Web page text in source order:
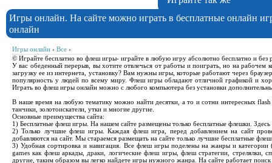
Игры онлайн. На сайте можно играть в бесплатные онлайн
онлайн
Игры онлайн › Все ›
© Играйте бесплатно во флеш игры- играйте в любую игру абсолютно бесплатно и без
У вас обеденный перерыв, вы хотите отвлечься от работы и поиграть, но на рабочем
загрузку ее из интернета, установку? Вам нужны игры, которые работают через
популярность у людей по всему миру. Флеш игры обладают отличной графикой и
Играть во флеш игры онлайн можно с любого компьютера без установки
В наше время на любую тематику можно найти десятки, а то и сотни интересных
танчики, золотоискатели, утки и многие другие.
Основные преимущества сайта:
1) Бесплатные флеш игры. На нашем сайте размещены только бесплатные флешки.
2) Только лучшие флеш игры. Каждая флеш игра, перед добавлением на сайт
добавляются на сайт. Мы стараемся размещать на сайте только лучшие бесплатные
3) Удобная сортировка и навигация. Все флеш игры поделены на жанры и
games как флеш аркады, драки, логические флеш игры, флеш стратегии,
другие, таким образом вы легко найдете игры нужного жанра. На сайте работает